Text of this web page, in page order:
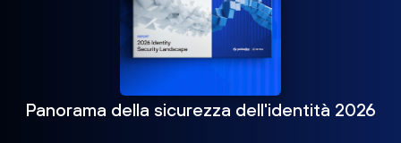
Panorama della sicurezza dell'identità 2026